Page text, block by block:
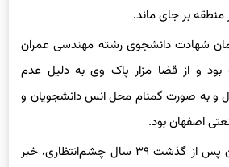
منطقه بر جای ماند.
شهادت دانشجوی رشته مهندسی عمران
بود و از قضا مزار پاک وی به دلیل عدم
اصفهان بود.
امشب، چهارشنبه ۵ آبان پس از گذشت ۳۹ سال چشم‌انتظاری، خبر